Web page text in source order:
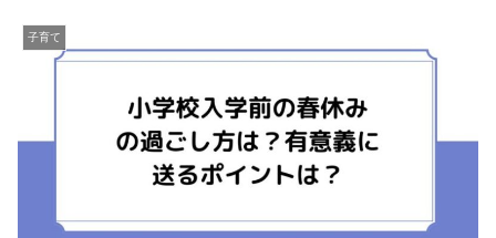
子育て